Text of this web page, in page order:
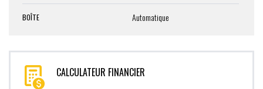
BOÎTE Automatique
CALCULATEUR FINANCIER